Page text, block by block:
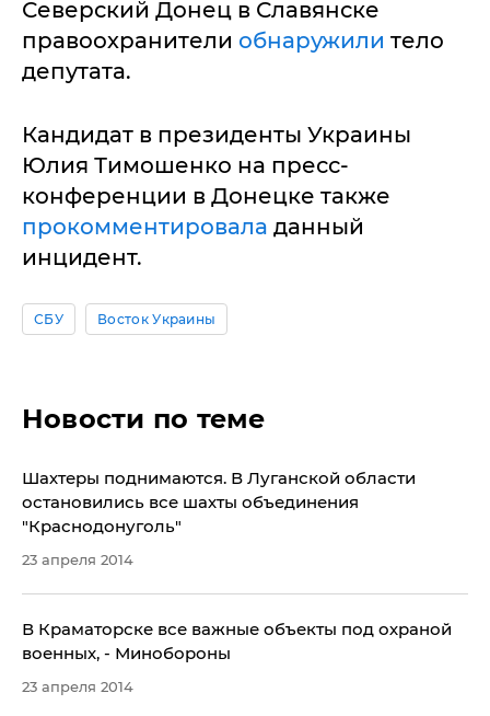
Северский Донец в Славянске
правоохранители обнаружили тело
депутата.
Кандидат в президенты Украины
Юлия Тимошенко на пресс-
конференции в Донецке также
прокомментировала данный
инцидент.
СБУ Восток Украины
Новости по теме
Шахтеры поднимаются. В Луганской области
остановились все шахты объединения
"Краснодонуголь"
23 апреля 2014
​В Краматорске все важные объекты под охраной
военных, - Минобороны
23 апреля 2014